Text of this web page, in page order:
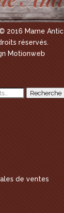
2016 Marne Antic
réservés.
Motionweb
Recherche
de ventes